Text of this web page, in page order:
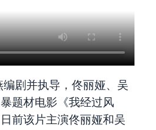
编剧并执导，佟丽娅、吴
题材电影《我经过风
前该片主演佟丽娅和吴